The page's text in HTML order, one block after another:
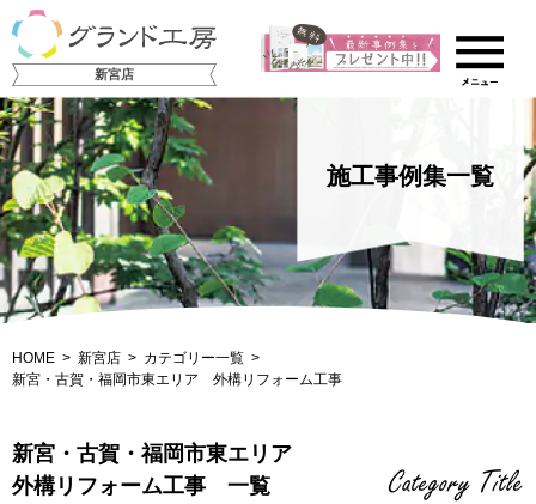
新宮店
施工事例集一覧
HOME 新宮店
カテゴリー一覧
新宮・古賀・福岡市東エリア 外構リフォーム工事
新宮・古賀・福岡市東エリア
外構リフォーム工事 一覧
Category Title